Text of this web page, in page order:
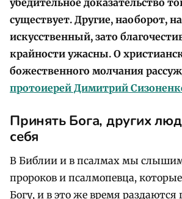
существует. Другие, наоборот,
искусственный, зато
крайности ужасны. О
божественного молчания
протоиерей Димитрий
Принять Бога, других
себя
В Библии и в псалмах мы слышим
пророков и псалмопевца,
Богу, и в это же время раздаются